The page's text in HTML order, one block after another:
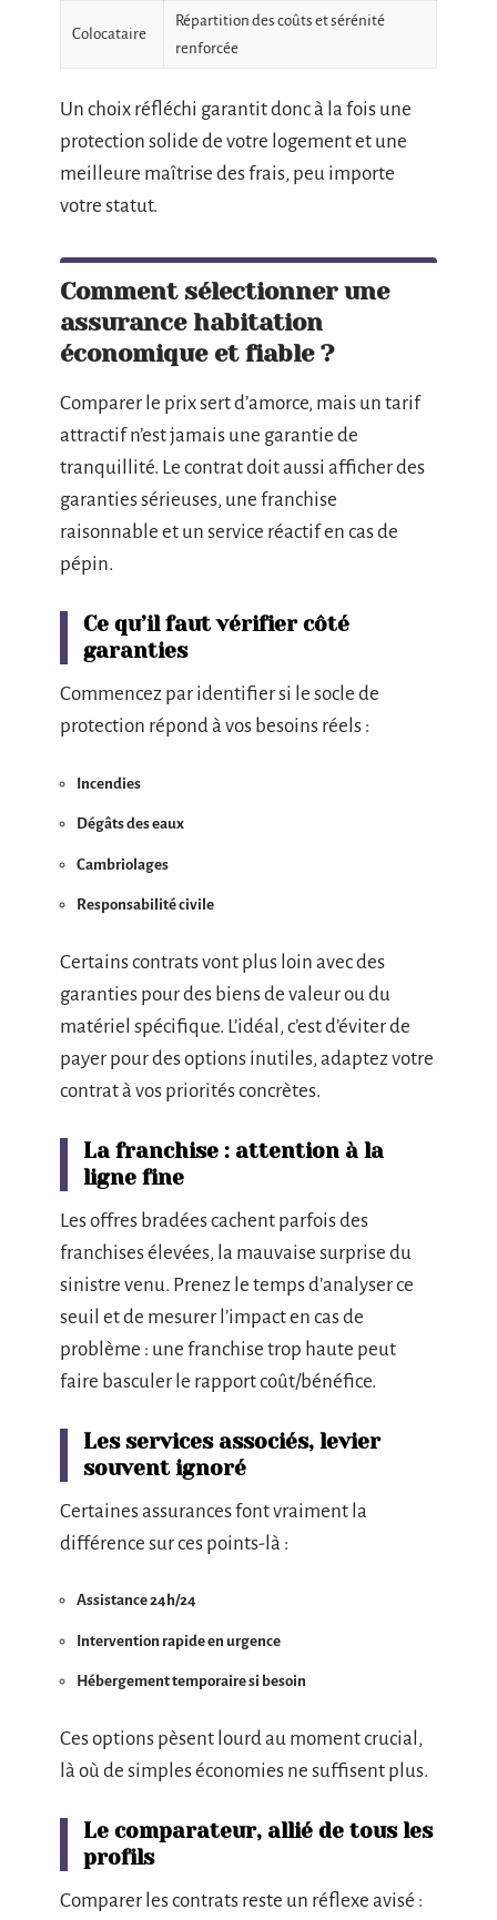
Colocataire
Répartition des coûts et sérénité
renforcée
Un choix réfléchi garantit donc à la fois une
protection solide de votre logement et une
meilleure maîtrise des frais, peu importe
votre statut.
Comment sélectionner une
assurance habitation
économique et fiable ?
Comparer le prix sert d’amorce, mais un tarif
attractif n’est jamais une garantie de
tranquillité. Le contrat doit aussi afficher des
garanties sérieuses, une franchise
raisonnable et un service réactif en cas de
pépin.
Ce qu’il faut vérifier côté
garanties
Commencez par identifier si le socle de
protection répond à vos besoins réels :
Incendies
Dégâts des eaux
Cambriolages
Responsabilité civile
Certains contrats vont plus loin avec des
garanties pour des biens de valeur ou du
matériel spécifique. L’idéal, c’est d’éviter de
payer pour des options inutiles, adaptez votre
contrat à vos priorités concrètes.
La franchise : attention à la
ligne fine
Les offres bradées cachent parfois des
franchises élevées, la mauvaise surprise du
sinistre venu. Prenez le temps d’analyser ce
seuil et de mesurer l’impact en cas de
problème : une franchise trop haute peut
faire basculer le rapport coût/bénéfice.
Les services associés, levier
souvent ignoré
Certaines assurances font vraiment la
différence sur ces points-là :
Assistance 24h/24
Intervention rapide en urgence
Hébergement temporaire si besoin
Ces options pèsent lourd au moment crucial,
là où de simples économies ne suffisent plus.
Le comparateur, allié de tous les
profils
Comparer les contrats reste un réflexe avisé :